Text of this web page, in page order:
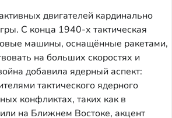
двигателей кардинально
С конца 1940-х тактическая
машины, оснащённые ракетами,
на больших скоростях и
добавила ядерный аспект:
тактического ядерного
конфликтах, таких как в
на Ближнем Востоке, акцент